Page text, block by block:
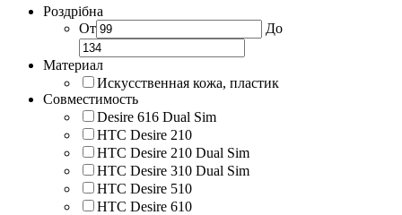
Роздрібна
От
До
Материал
Искусственная кожа, пластик
Совместимость
Desire 616 Dual Sim
HTC Desire 210
HTC Desire 210 Dual Sim
HTC Desire 310 Dual Sim
HTC Desire 510
HTC Desire 610